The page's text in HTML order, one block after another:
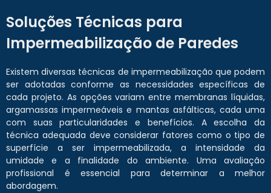
Soluções Técnicas para
Impermeabilização de Paredes
Existem diversas técnicas de impermeabilização que podem
ser adotadas conforme as necessidades específicas de
cada projeto. As opções variam entre membranas líquidas,
argamassas impermeáveis e mantas asfálticas, cada uma
com suas particularidades e benefícios. A escolha da
técnica adequada deve considerar fatores como o tipo de
superfície a ser impermeabilizada, a intensidade da
umidade e a finalidade do ambiente. Uma avaliação
profissional é essencial para determinar a melhor
abordagem.